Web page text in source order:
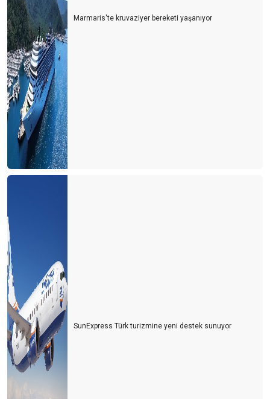
Kredilerdeki belirsizlik
Turizm sektöründe yatırım hamlesi
Havacılık sektöründe örnek bir çalışma “Can’ca başarı bursu”
Turizm sektöründe 100 günlük eylem planı
Turizmde yeni dönem
TOBB havacılık sektör raporu-ıı
TOBB Türkiye sivil havacılık sektör raporu
Kur seviyesi korunmalı, faizler aşağıya çekilmeli
FAİZ ARTIŞLARININ TURİZM SEKTÖRÜNE ETKİSİ
Erken seçim Turizm ekonomisini nasıl etkileyecek?
Kur, faiz ve yakıt fiyatlarının turizme etkisi
Bağımsız denetim nasıl olmalı?
TURİZM SEKTÖRÜNDE RATING
KUR RİSKİ YÖNETİMİ VE ALGI-II
Marmaris'te kruvaziyer bereketi yaşanıyor
SunExpress Türk turizmine yeni destek sunuyor